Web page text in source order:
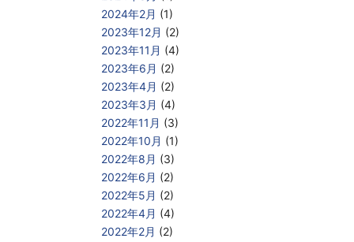
2024年2月 (1)
2023年12月 (2)
2023年11月 (4)
2023年6月 (2)
2023年4月 (2)
2023年3月 (4)
2022年11月 (3)
2022年10月 (1)
2022年8月 (3)
2022年6月 (2)
2022年5月 (2)
2022年4月 (4)
2022年2月 (2)